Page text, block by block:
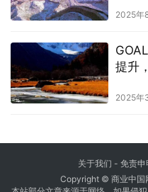
2025年
提升
2025年
关于我们 - 免责申
Copyright © 商业中国